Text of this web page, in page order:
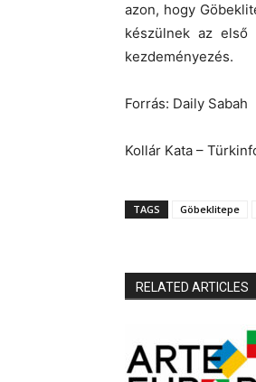
azon, hogy
készülnek az első
kezdeményezés.
Forrás: Daily Sabah
Kollár Kata –
TAGS Göbeklitepe
RELATED ARTICLES